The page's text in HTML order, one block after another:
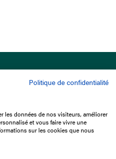
Politique de confidentialité
les données de nos visiteurs, améliorer
et vous faire vivre une
sur les cookies que nous